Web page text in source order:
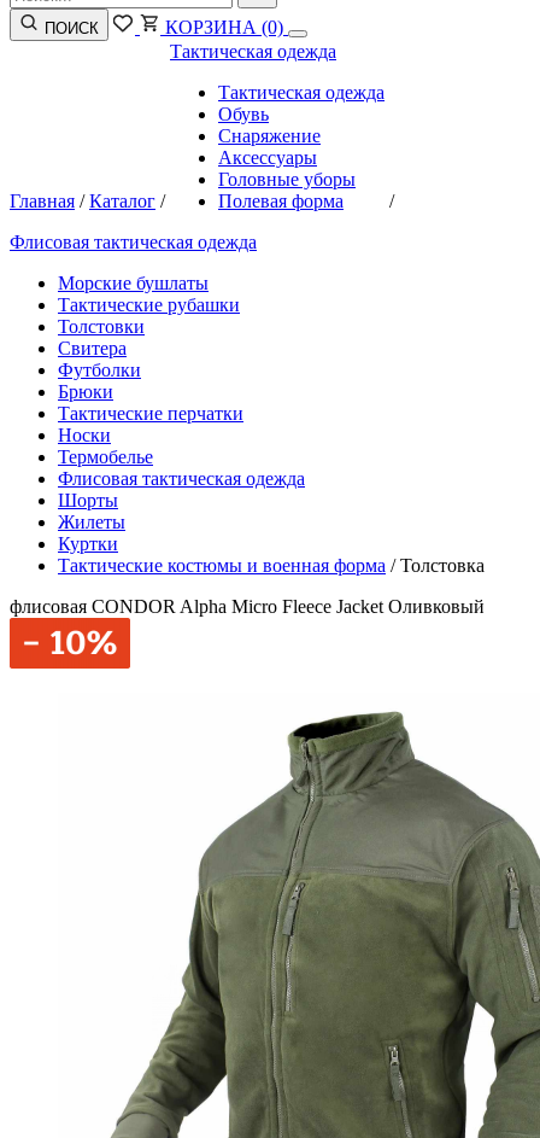
ПОИСК КОРЗИНА (0)
Главная /Каталог /
Тактическая одежда
Тактическая одежда
Обувь
Снаряжение
Аксессуары
Головные уборы
Полевая форма
/
Флисовая тактическая одежда
Морские бушлаты
Тактические рубашки
Толстовки
Свитера
Футболки
Брюки
Тактические перчатки
Носки
Термобелье
Флисовая тактическая одежда
Шорты
Жилеты
Куртки
Тактические костюмы и военная форма /Толстовка
флисовая CONDOR Alpha Micro Fleece Jacket Оливковый